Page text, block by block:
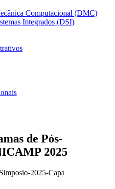
Computacional (DMC)
Integrados (DSI)
de Pós-
2025